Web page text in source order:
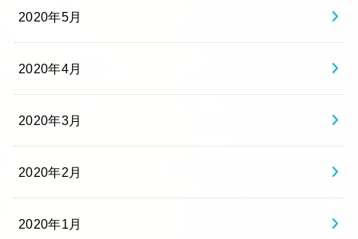
2020年5月
2020年4月
2020年3月
2020年2月
2020年1月